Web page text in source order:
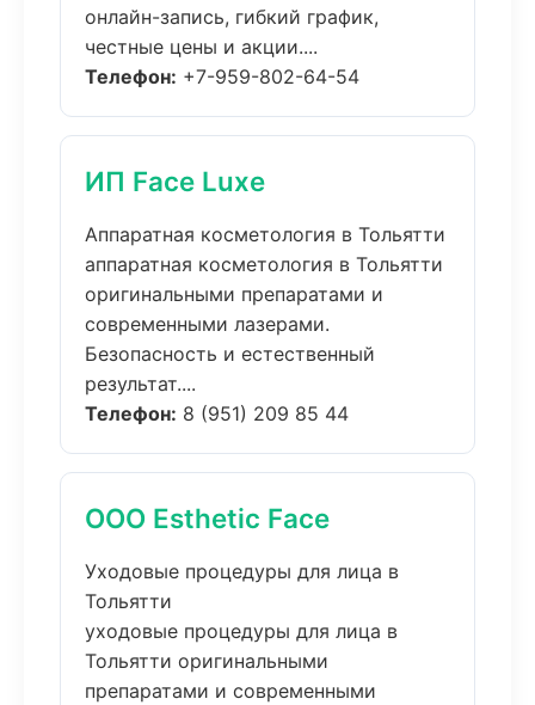
онлайн-запись, гибкий график,
честные цены и акции....
Телефон: +7-959-802-64-54
ИП Face Luxe
Аппаратная косметология в Тольятти
аппаратная косметология в Тольятти
оригинальными препаратами и
современными лазерами.
Безопасность и естественный
результат....
Телефон: 8 (951) 209 85 44
ООО Esthetic Face
Уходовые процедуры для лица в
Тольятти
уходовые процедуры для лица в
Тольятти оригинальными
препаратами и современными